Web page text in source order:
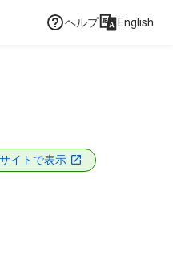
ヘルプ English
イトで表示